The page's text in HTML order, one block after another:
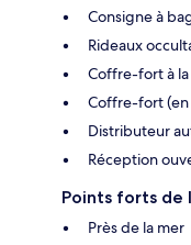
Consigne à
Rideaux
Coffre-fort à
Coffre-fort
Distributeur
Réception
Points forts de
Près de la mer